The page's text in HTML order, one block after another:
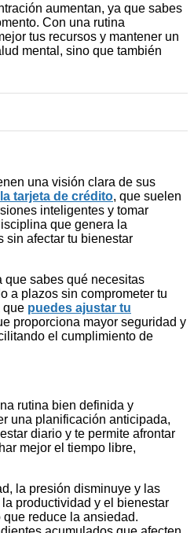
aumentan, ya que sabes
Con una rutina
tus recursos y mantener un
mental, sino que también
una visión clara de sus
tarjeta de crédito, que suelen
inteligentes y tomar
que genera la
sin afectar tu bienestar
que sabes qué necesitas
a plazos sin comprometer tu
que puedes ajustar tu
proporciona mayor seguridad y
el cumplimiento de
rutina bien definida y
una planificación anticipada,
diario y te permite afrontar
mejor el tiempo libre,
la presión disminuye y las
productividad y el bienestar
reduce la ansiedad.